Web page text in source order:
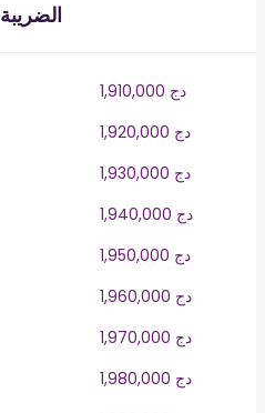
1,910,000 دج
1,920,000 دج
1,930,000 دج
1,940,000 دج
1,950,000 دج
1,960,000 دج
1,970,000 دج
1,980,000 دج